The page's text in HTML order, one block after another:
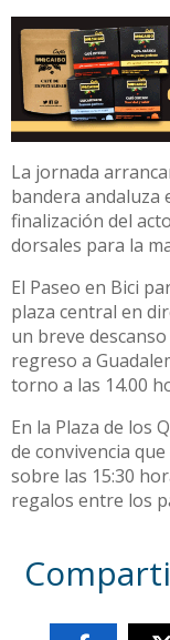
La jornada
bandera andaluza
finalización del
dorsales para la
El Paseo en Bici
plaza central en
un breve
regreso a
torno a las 14.00
En la Plaza de los
de convivencia
sobre las 15:30
regalos entre los